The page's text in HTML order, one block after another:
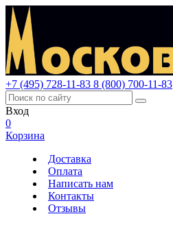
+7 (495) 728-11-83 8 (800) 700-11-83
Вход
0
Корзина
Доставка
Оплата
Написать нам
Контакты
Отзывы